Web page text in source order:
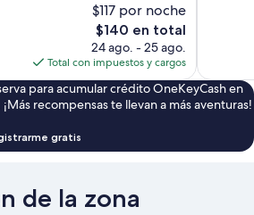
$117 por noche
El
precio
actual
es
de
$140
$140 en total
24 ago. - 25 ago.
Total con impuestos y cargos
para acumular crédito OneKeyCash en
recompensas te llevan a más aventuras!
gratis
de la zona